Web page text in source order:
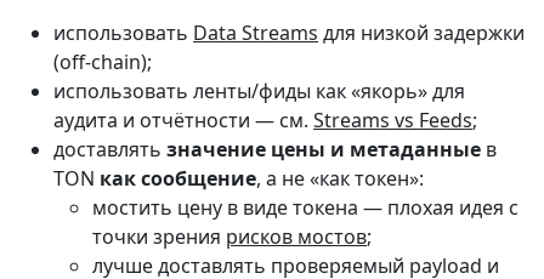
использовать Data Streams для низкой задержки
(off-chain);
использовать ленты/фиды как «якорь» для
аудита и отчётности — см. Streams vs Feeds;
доставлять значение цены и метаданные в
TON как сообщение, а не «как токен»:
мостить цену в виде токена — плохая идея с
точки зрения рисков мостов;
лучше доставлять проверяемый payload и